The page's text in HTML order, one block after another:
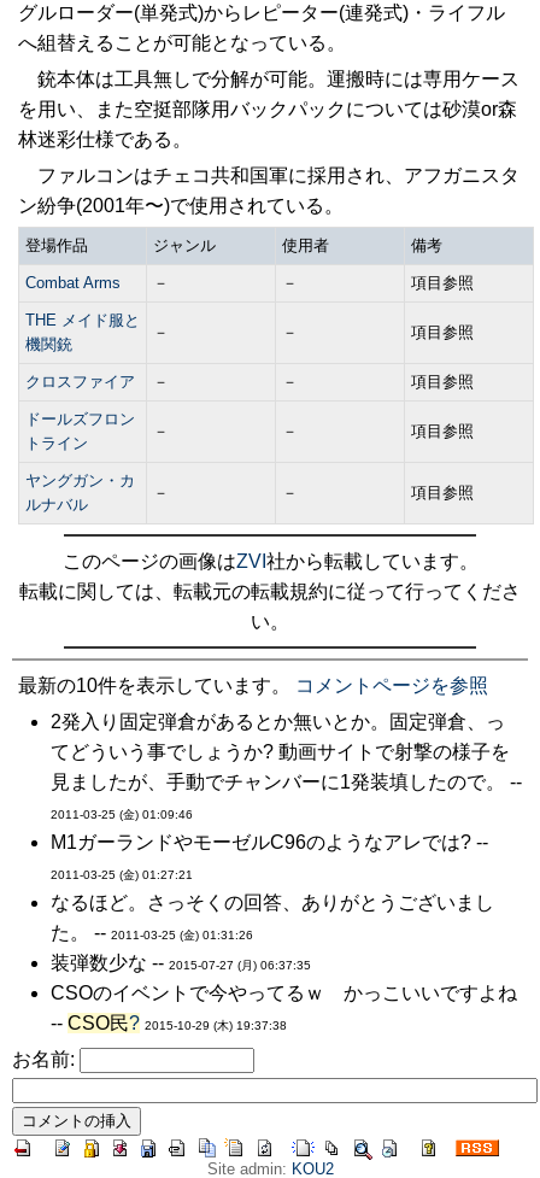
グルローダー(単発式)からレピーター(連発式)・ライフル
へ組替えることが可能となっている。
銃本体は工具無しで分解が可能。運搬時には専用ケース
を用い、また空挺部隊用バックパックについては砂漠or森
林迷彩仕様である。
ファルコンはチェコ共和国軍に採用され、アフガニスタ
ン紛争(2001年〜)で使用されている。
登場作品 ジャンル 使用者 備考
Combat Arms － － 項目参照
THE メイド服と
機関銃
－ － 項目参照
クロスファイア － － 項目参照
ドールズフロン
トライン
－ － 項目参照
ヤングガン・カ
ルナバル
－ － 項目参照
このページの画像はZVI 社から転載しています。
転載に関しては、転載元の転載規約に従って行ってくださ
い。
最新の10件を表示しています。
コメントページを参照
2発入り固定弾倉があるとか無いとか。固定弾倉、っ
てどういう事でしょうか? 動画サイトで射撃の様子を
見ましたが、手動でチャンバーに1発装填したので。 --
2011-03-25 (金) 01:09:46
M1ガーランドやモーゼルC96のようなアレでは? --
2011-03-25 (金) 01:27:21
なるほど。さっそくの回答、ありがとうございまし
た。 -- 2011-03-25 (金) 01:31:26
装弾数少な -- 2015-07-27 (月) 06:37:35
CSOのイベントで今やってるｗ かっこいいですよね
-- CSO民? 2015-10-29 (木) 19:37:38
お名前:
Site admin: KOU2